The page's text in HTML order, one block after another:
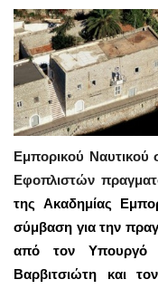
Εμπορικού
Εφοπλιστών
της Ακαδημίας
σύμβαση για την
από τον
Υπουργό
Βαρβιτσιώτη
και τον